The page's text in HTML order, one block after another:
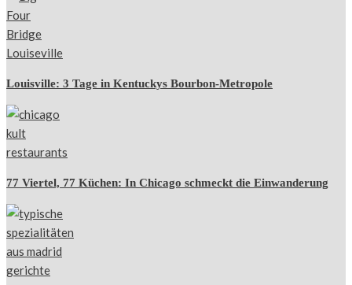
Louisville: 3 Tage in Kentuckys Bourbon-Metropole
77 Viertel, 77 Küchen: In Chicago schmeckt die Einwanderung